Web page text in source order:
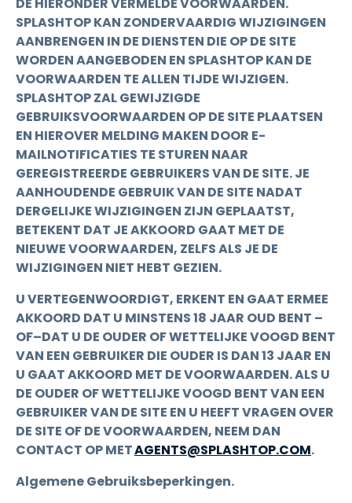
SPLASHTOP KAN ZONDERVAARDIG WIJZIGINGEN
AANBRENGEN IN DE DIENSTEN DIE OP DE SITE
WORDEN AANGEBODEN EN SPLASHTOP KAN DE
VOORWAARDEN TE ALLEN TIJDE WIJZIGEN.
SPLASHTOP ZAL GEWIJZIGDE
GEBRUIKSVOORWAARDEN OP DE SITE PLAATSEN
EN HIEROVER MELDING MAKEN DOOR E-
MAILNOTIFICATIES TE STUREN NAAR
GEREGISTREERDE GEBRUIKERS VAN DE SITE. JE
AANHOUDENDE GEBRUIK VAN DE SITE NADAT
DERGELIJKE WIJZIGINGEN ZIJN GEPLAATST,
BETEKENT DAT JE AKKOORD GAAT MET DE
NIEUWE VOORWAARDEN, ZELFS ALS JE DE
WIJZIGINGEN NIET HEBT GEZIEN.
U VERTEGENWOORDIGT, ERKENT EN GAAT ERMEE
AKKOORD DAT U MINSTENS 18 JAAR OUD BENT –
OF–DAT U DE OUDER OF WETTELIJKE VOOGD BENT
VAN EEN GEBRUIKER DIE OUDER IS DAN 13 JAAR EN
U GAAT AKKOORD MET DE VOORWAARDEN. ALS U
DE OUDER OF WETTELIJKE VOOGD BENT VAN EEN
GEBRUIKER VAN DE SITE EN U HEEFT VRAGEN OVER
DE SITE OF DE VOORWAARDEN, NEEM DAN
CONTACT OP METAGENTS@SPLASHTOP.COM.
Algemene Gebruiksbeperkingen.